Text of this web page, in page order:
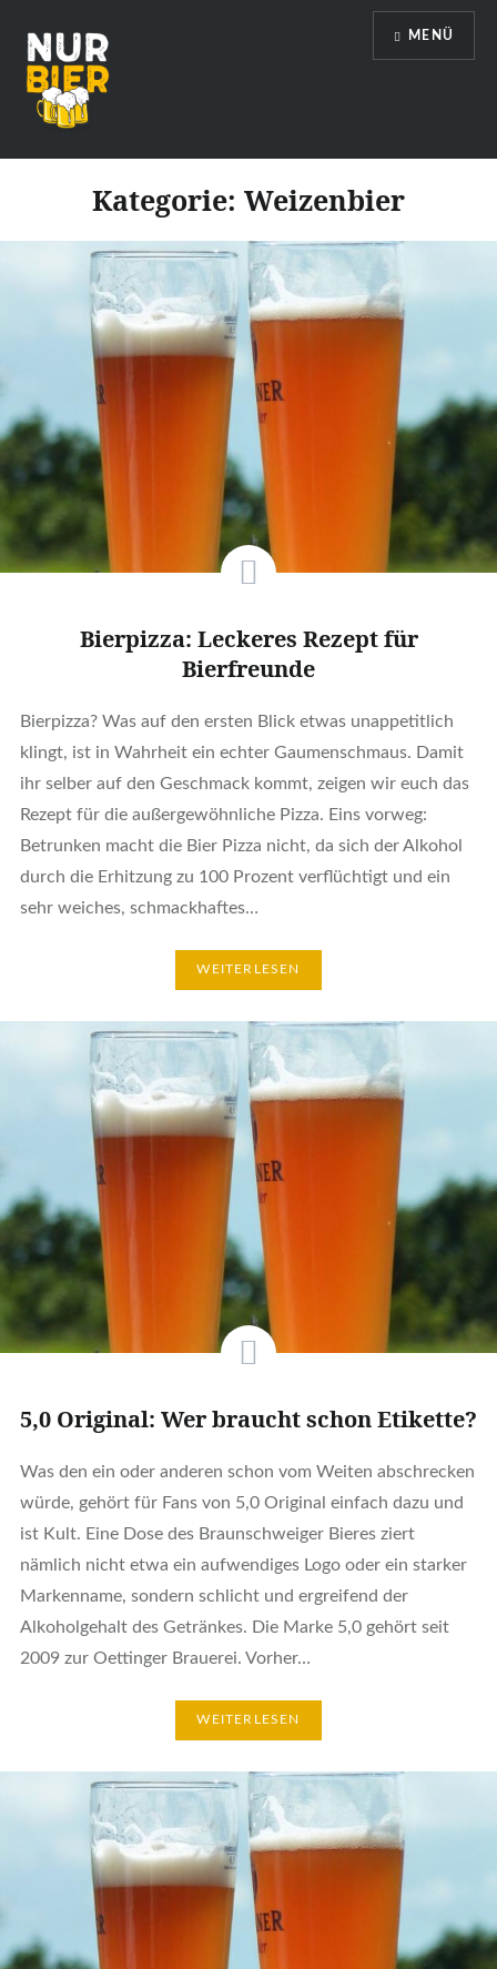
zum
Inhalt
Nur Bier
MENÜ
Kategorie: Weizenbier
Bierpizza: Leckeres Rezept für
Bierfreunde
Bierpizza? Was auf den ersten Blick etwas unappetitlich
klingt, ist in Wahrheit ein echter Gaumenschmaus. Damit
ihr selber auf den Geschmack kommt, zeigen wir euch das
Rezept für die außergewöhnliche Pizza. Eins vorweg:
Betrunken macht die Bier Pizza nicht, da sich der Alkohol
durch die Erhitzung zu 100 Prozent verflüchtigt und ein
sehr weiches, schmackhaftes…
WEITERLESEN
5,0 Original: Wer braucht schon Etikette?
Was den ein oder anderen schon vom Weiten abschrecken
würde, gehört für Fans von 5,0 Original einfach dazu und
ist Kult. Eine Dose des Braunschweiger Bieres ziert
nämlich nicht etwa ein aufwendiges Logo oder ein starker
Markenname, sondern schlicht und ergreifend der
Alkoholgehalt des Getränkes. Die Marke 5,0 gehört seit
2009 zur Oettinger Brauerei. Vorher…
WEITERLESEN